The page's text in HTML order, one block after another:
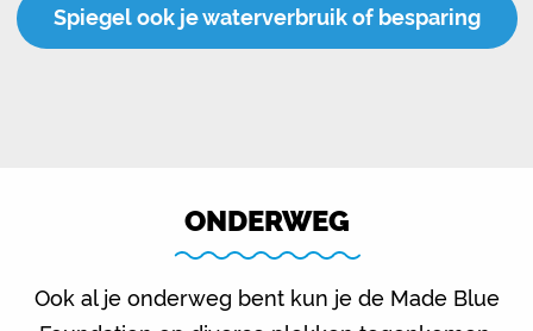
Spiegel ook je waterverbruik of besparing
ONDERWEG
Ook al je onderweg bent kun je de Made Blue